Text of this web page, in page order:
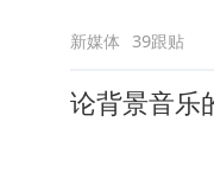
新媒体 39跟贴
论背景音乐